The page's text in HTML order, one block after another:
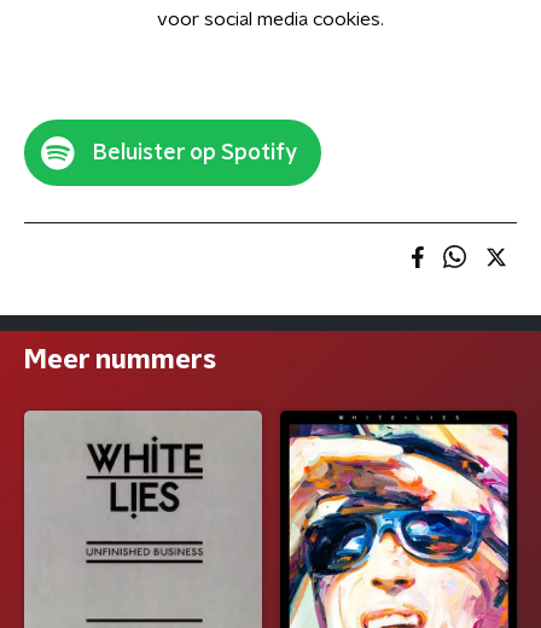
voor social media cookies.
Beluister op Spotify
Meer nummers